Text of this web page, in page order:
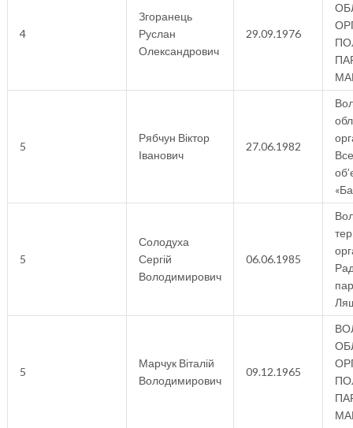
4
Згоранець
Руслан
Олександрович
29.09.1976
5
Рябчун Віктор
Іванович
27.06.1982
5
Солодуха
Сергій
Володимирович
06.06.1985
5
Марчук Віталій
Володимирович
09.12.1965